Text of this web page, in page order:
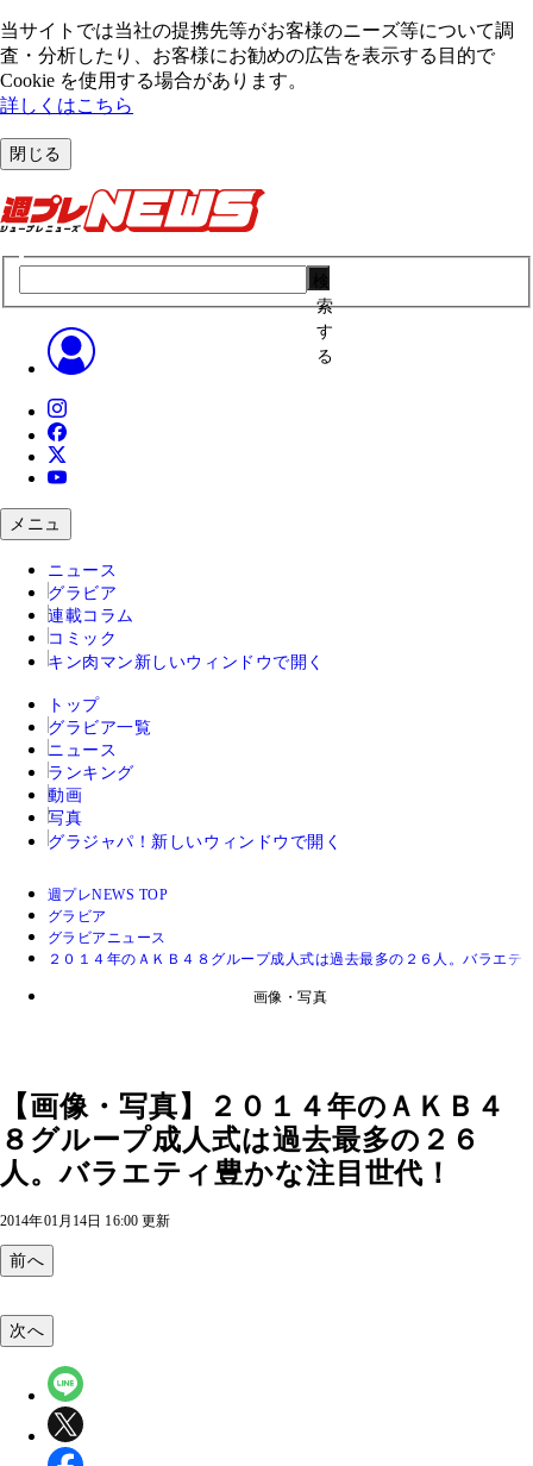
当サイトでは当社の提携先等がお客様のニーズ等について調
査・分析したり、お客様にお勧めの広告を表⽰する⽬的で
Cookie を使⽤する場合があります。
詳しくはこちら
閉じる
索
す
る
メニュ
ニュース
グラビア
連載コラム
コミック
キン肉マン 新しいウィンドウで開く
トップ
グラビア一覧
ニュース
ランキング
動画
写真
グラジャパ！ 新しいウィンドウで開く
週プレNEWS TOP
グラビア
グラビアニュース
２０１４年のＡＫＢ４８グループ成人式は過去最多の２６人。バラエテ
画像・写真
【画像・写真】２０１４年のＡＫＢ４
８グループ成人式は過去最多の２６
人。バラエティ豊かな注目世代！
2014年01月14日 16:00 更新
前へ
次へ